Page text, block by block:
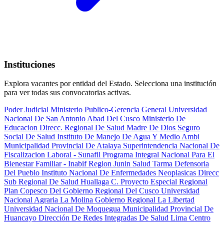
Instituciones
Explora vacantes por entidad del Estado. Selecciona una institución
para ver todas sus convocatorias activas.
Poder Judicial Ministerio Publico-Gerencia General Universidad
Nacional De San Antonio Abad Del Cusco Ministerio De
Educacion Direcc. Regional De Salud Madre De Dios Seguro
Social De Salud Instituto De Manejo De Agua Y Medio Ambi
Municipalidad Provincial De Atalaya Superintendencia Nacional De
Fiscalizacion Laboral - Sunafil Programa Integral Nacional Para El
Bienestar Familiar - InabifRegion Junin Salud Tarma Defensoria
Del Pueblo Instituto Nacional De Enfermedades Neoplasicas Direcc
Sub Regional De Salud Huallaga C. Proyecto Especial Regional
Plan Copesco Del Gobierno Regional Del Cusco Universidad
Nacional Agraria La Molina Gobierno Regional La Libertad
Universidad Nacional De Moquegua Municipalidad Provincial De
Huancayo Dirección De Redes Integradas De Salud Lima Centro